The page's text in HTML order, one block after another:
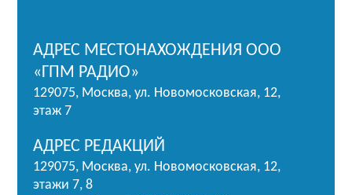
АДРЕС МЕСТОНАХОЖДЕНИЯ ООО
«ГПМ РАДИО»
129075, Москва, ул. Новомосковская, 12,
этаж 7
АДРЕС РЕДАКЦИЙ
129075, Москва, ул. Новомосковская, 12,
этажи 7, 8